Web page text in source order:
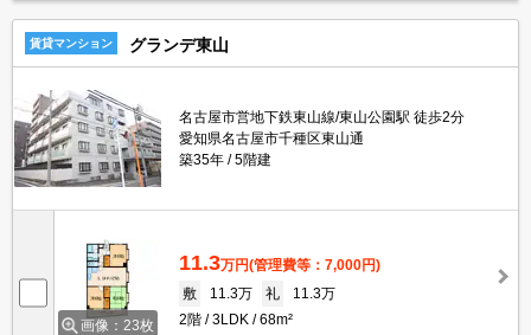
賃貸マンション グランデ東山
名古屋市営地下鉄東山線/東山公園駅 徒歩2分
愛知県名古屋市千種区東山通
築35年
5階建
画像：23枚
11.3万円(管理費等：7,000円)
敷
11.3万 礼
11.3万
2階
3LDK 68m²